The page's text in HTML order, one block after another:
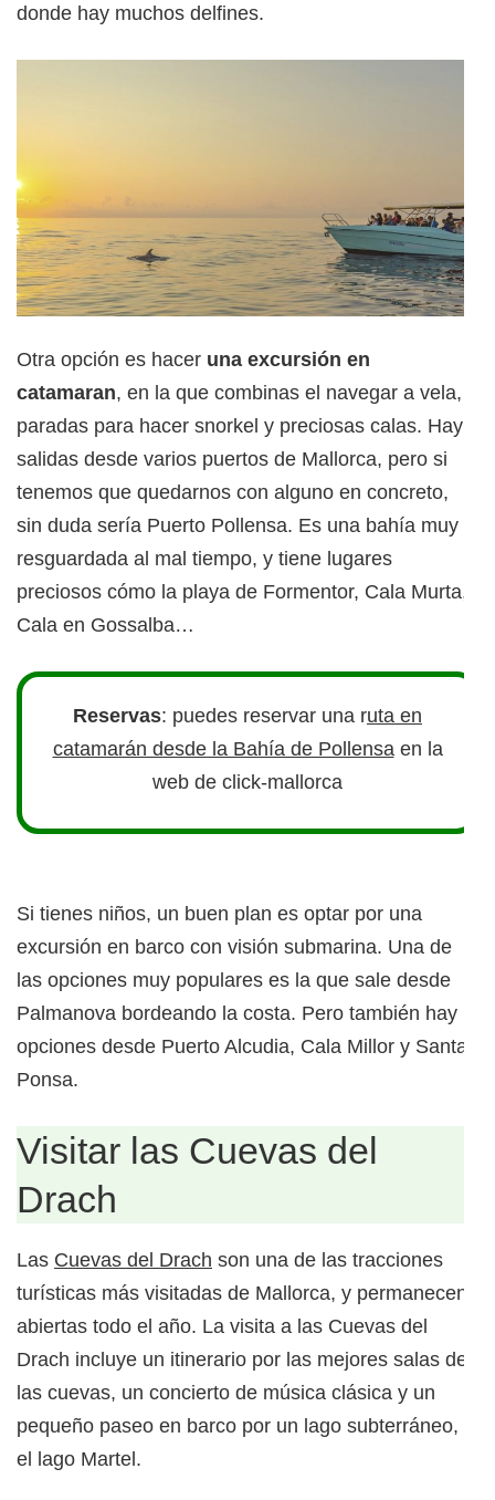
donde hay muchos delfines.
Otra opción es hacer una excursión en
catamaran, en la que combinas el navegar a vela,
paradas para hacer snorkel y preciosas calas. Hay
salidas desde varios puertos de Mallorca, pero si
tenemos que quedarnos con alguno en concreto,
sin duda sería Puerto Pollensa. Es una bahía muy
resguardada al mal tiempo, y tiene lugares
preciosos cómo la playa de Formentor, Cala Murta,
Cala en Gossalba…
Reservas: puedes reservar una ruta en
catamarán desde la Bahía de Pollensa en la
web de click-mallorca
Si tienes niños, un buen plan es optar por una
excursión en barco con visión submarina. Una de
las opciones muy populares es la que sale desde
Palmanova bordeando la costa. Pero también hay
opciones desde Puerto Alcudia, Cala Millor y Santa
Ponsa.
Visitar las Cuevas del
Drach
Las Cuevas del Drach son una de las tracciones
turísticas más visitadas de Mallorca, y permanecen
abiertas todo el año. La visita a las Cuevas del
Drach incluye un itinerario por las mejores salas de
las cuevas, un concierto de música clásica y un
pequeño paseo en barco por un lago subterráneo,
el lago Martel.